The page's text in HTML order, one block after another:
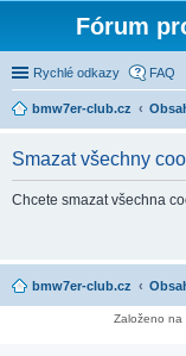
Fórum
Rychlé odkazy FAQ
bmw7er-club.cz
Smazat všechny
Chcete smazat všechna
bmw7er-club.cz
Založeno na